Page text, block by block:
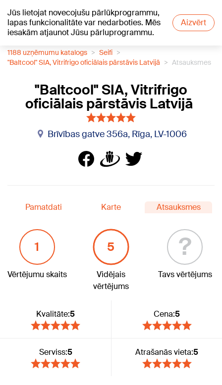
Jūs lietojat novecojušu pārlūkprogrammu,
lapas funkcionalitāte var nedarboties. Mēs
iesakām atjaunot Jūsu pārluprogrammu.
Aizvērt
+19°C
1188 uzņēmumu katalogs
Seifi
"Baltcool" SIA, Vitrifrigo oficiālais pārstāvis Latvijā
Atsauksmes
"Baltcool" SIA, Vitrifrigo
oficiālais pārstāvis Latvijā
Brīvības gatve 356a, Rīga, LV-1006
Pamatdati Karte Atsauksmes
1
Vērtējumu skaits
5
Vidējais
vērtējums
?
Tavs vērtējums
Kvalitāte:5 Cena:5
Serviss:5 Atrašanās vieta:5